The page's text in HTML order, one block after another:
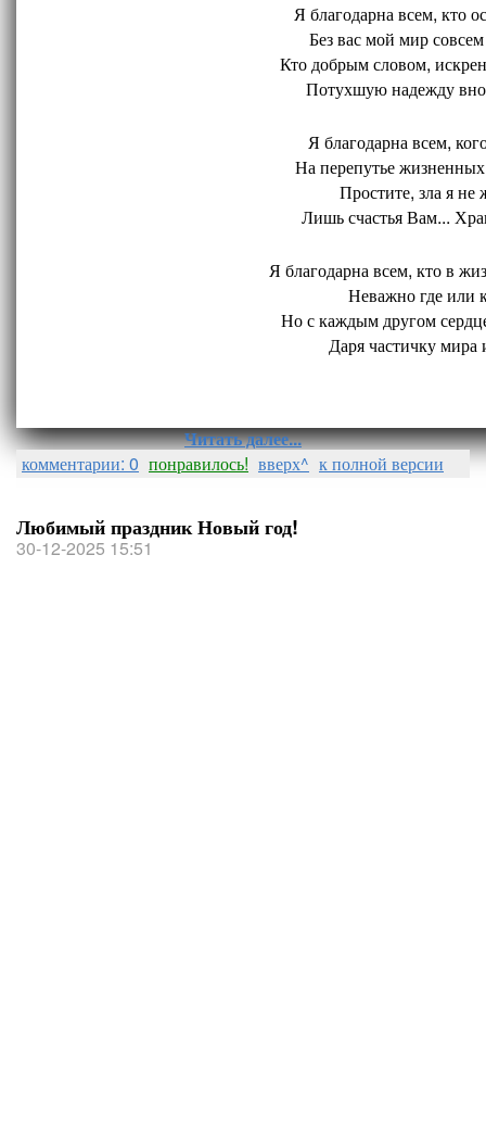
Я благодарна всем, кто
Без вас мой мир
Кто добрым словом,
Потухшую надежду
Я благодарна всем,
На перепутье
Простите, зла я не
Лишь счастья Вам...
Я благодарна всем, кто в
Неважно где или
Но с каждым другом
Даря частичку мира
Читать далее...
комментарии: 0 понравилось! вверх^ к полной версии
Любимый праздник Новый год!
30-12-2025 15:51